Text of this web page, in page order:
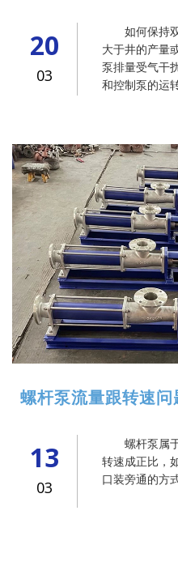
20
03
如何保持
大于井的产量
泵排量受气干
和控制泵的运
螺杆泵流量跟转速问
13
03
螺杆泵属
转速成正比，
口装旁通的方